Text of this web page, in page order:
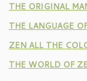
THE ORIGINAL
THE LANGUAGE
ZEN ALL THE
THE WORLD OF